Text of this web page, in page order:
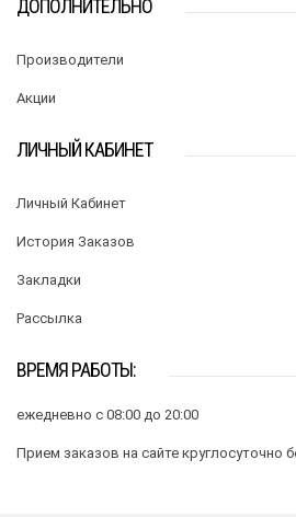
ДОПОЛНИТЕЛЬНО
Производители
Акции
ЛИЧНЫЙ КАБИНЕТ
Личный Кабинет
История Заказов
Закладки
Рассылка
ВРЕМЯ РАБОТЫ:
ежедневно с 08:00 до 20:00
Прием заказов на сайте круглосуточно